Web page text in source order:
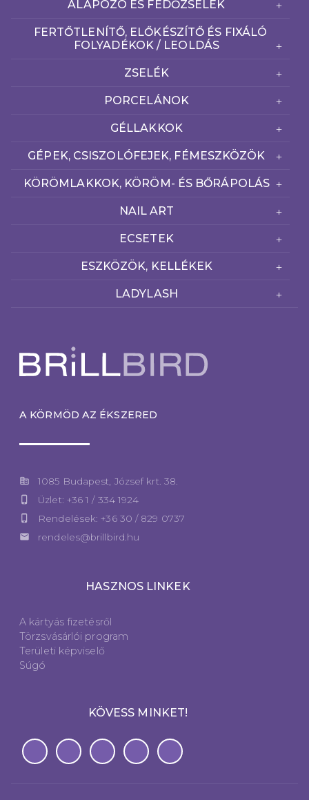
ALAPOZÓ ÉS FEDŐZSELÉK
FERTŐTLENÍTŐ, ELŐKÉSZÍTŐ ÉS FIXÁLÓ
FOLYADÉKOK / LEOLDÁS
ZSELÉK
PORCELÁNOK
GÉLLAKKOK
GÉPEK, CSISZOLÓFEJEK, FÉMESZKÖZÖK
KÖRÖMLAKKOK, KÖRÖM- ÉS BŐRÁPOLÁS
NAIL ART
ECSETEK
ESZKÖZÖK, KELLÉKEK
LADYLASH
A KÖRMÖD AZ ÉKSZERED
corporate_fare 1085 Budapest, József krt. 38.
phone_iphone Üzlet: +36 1 / 334 1924
phone_iphone Rendelések: +36 30 / 829 0737
email rendeles@brillbird.hu
HASZNOS LINKEK
A kártyás fizetésről
Törzsvásárlói program
Területi képviselő
Súgó
KÖVESS MINKET!